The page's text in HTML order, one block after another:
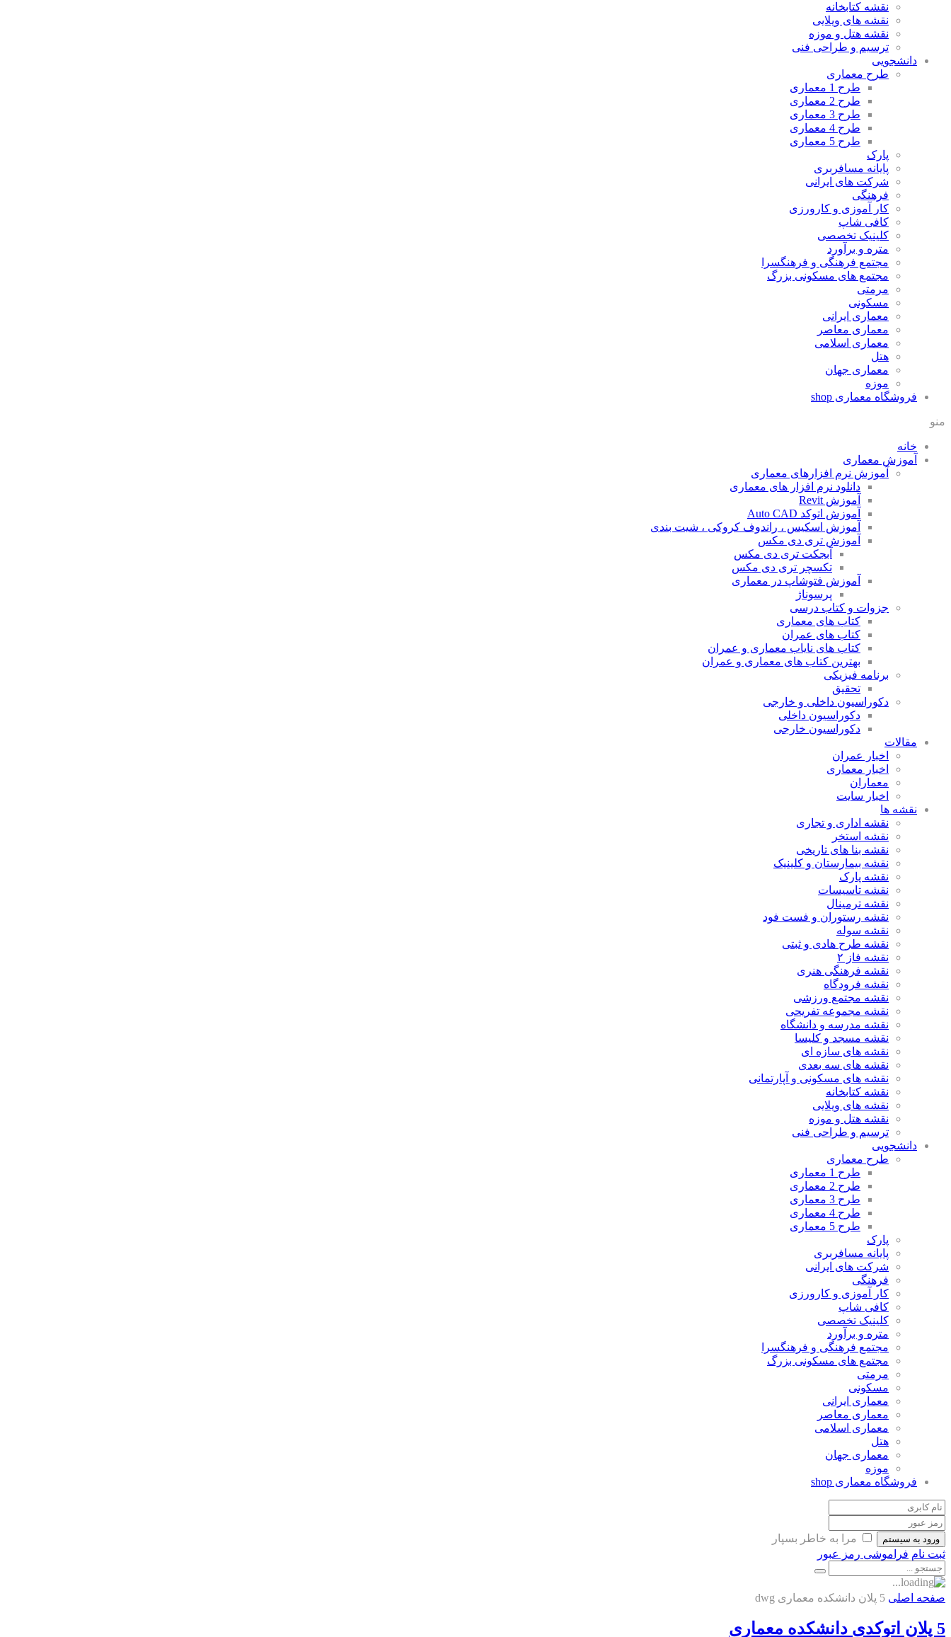
نقشه کتابخانه
نقشه های ویلایی
نقشه هتل و موزه
ترسیم و طراحی فنی
دانشجویی
طرح معماری
طرح 1 معماری
طرح 2 معماری
طرح 3 معماری
طرح 4 معماری
طرح 5 معماری
پارک
پایانه مسافربری
شرکت های ایرانی
فرهنگی
کار آموزی و کارورزی
کافی شاپ
کلینیک تخصصی
متره و برآورد
مجتمع فرهنگی و فرهنگسرا
مجتمع های مسکونی بزرگ
مرمتی
مسکونی
معماری ایرانی
معماری معاصر
معماری اسلامی
هتل
معماری جهان
موزه
فروشگاه معماری shop
منو
خانه
آموزش معماری
آموزش نرم افزارهای معماری
دانلود نرم افزار های معماری
آموزش Revit
آموزش اتوکد Auto CAD
آموزش اسکیس ، راندوف کروکی ، شیت بندی
آموزش تری دی مکس
آبجکت تری دی مکس
تکسچر تری دی مکس
آموزش فتوشاپ در معماری
پرسوناژ
جزوات و کتاب درسی
کتاب های معماری
کتاب های عمران
کتاب های نایاب معماری و عمران
بهترین کتاب های معماری و عمران
برنامه فیزیکی
تحقیق
دکوراسیون داخلی و خارجی
دکوراسیون داخلی
دکوراسیون خارجی
مقالات
اخبار عمران
اخبار معماری
معماران
اخبار سایت
نقشه ها
نقشه اداری و تجاری
نقشه استخر
نقشه بنا های تاریخی
نقشه بیمارستان و کلینیک
نقشه پارک
نقشه تاسیسات
نقشه ترمینال
نقشه رستوران و فست فود
نقشه سوله
نقشه طرح هادی و ثبتی
نقشه فاز ۲
نقشه فرهنگی هنری
نقشه فرودگاه
نقشه مجتمع ورزشی
نقشه مجموعه تفریحی
نقشه مدرسه و دانشگاه
نقشه مسجد و کلیسا
نقشه های سازه ای
نقشه های سه بعدی
نقشه های مسکونی و آپارتمانی
نقشه کتابخانه
نقشه های ویلایی
نقشه هتل و موزه
ترسیم و طراحی فنی
دانشجویی
طرح معماری
طرح 1 معماری
طرح 2 معماری
طرح 3 معماری
طرح 4 معماری
طرح 5 معماری
پارک
پایانه مسافربری
شرکت های ایرانی
فرهنگی
کار آموزی و کارورزی
کافی شاپ
کلینیک تخصصی
متره و برآورد
مجتمع فرهنگی و فرهنگسرا
مجتمع های مسکونی بزرگ
مرمتی
مسکونی
معماری ایرانی
معماری معاصر
معماری اسلامی
هتل
معماری جهان
موزه
فروشگاه معماری shop
ورود به سیستم
مرا به خاطر بسپار
ثبت نام فراموشی رمز عبور
صفحه اصلی 5 پلان دانشکده معماری dwg
5 پلان اتوکدی دانشکده معماری